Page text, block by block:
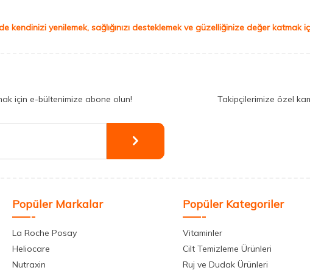
kendinizi yenilemek, sağlığınızı desteklemek ve güzelliğinize değer katmak
için e-bültenimize abone olun! Takipçilerimize özel
Popüler Markalar
La Roche Posay
Heliocare
Nutraxin
Popüler Kategoriler
Vitaminler
Cilt Temizleme Ürünleri
Ruj ve Dudak Ürünleri